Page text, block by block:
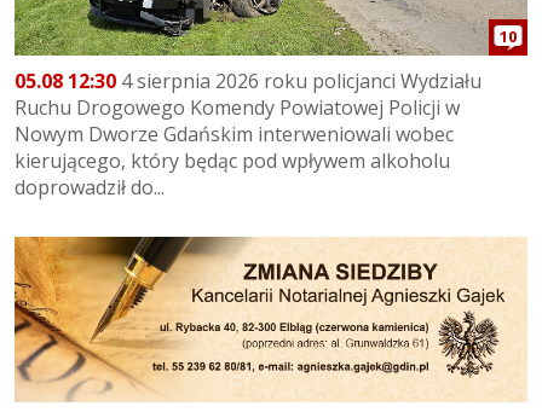
10
05.08 12:30 4 sierpnia 2026 roku policjanci Wydziału
Ruchu Drogowego Komendy Powiatowej Policji w
Nowym Dworze Gdańskim interweniowali wobec
kierującego, który będąc pod wpływem alkoholu
doprowadził do...